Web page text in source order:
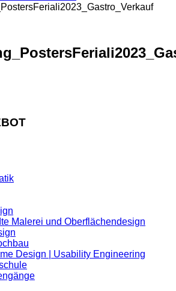
Malerei und Oberflächendesign
Design | Usability Engineering